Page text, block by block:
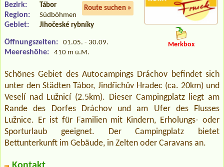
Route suchen »
Bezirk: Tábor
Region: Südböhmen
Gebiet: Jihočeské rybníky
Öffnungszeiten: 01.05. - 30.09.
Meereshöhe: 410 m ü.M.
Merkbox
Schönes Gebiet des Autocampings Dráchov befindet sich
unter den Städten Tábor, Jindřichův Hradec (ca. 20km) und
Veselí nad Lužnicí (2.5km). Dieser Campingplatz liegt am
Rande des Dorfes Dráchov und am Ufer des Flusses
Lužnice. Er ist für Familien mit Kindern, Erholungs- oder
Sporturlaub geeignet. Der Campingplatz bietet
Bettunterkunft im Gebäude, in Zelten oder Caravans an.